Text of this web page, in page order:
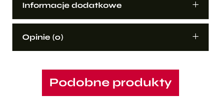
Informacje dodatkowe
Opinie (0)
Podobne produkty